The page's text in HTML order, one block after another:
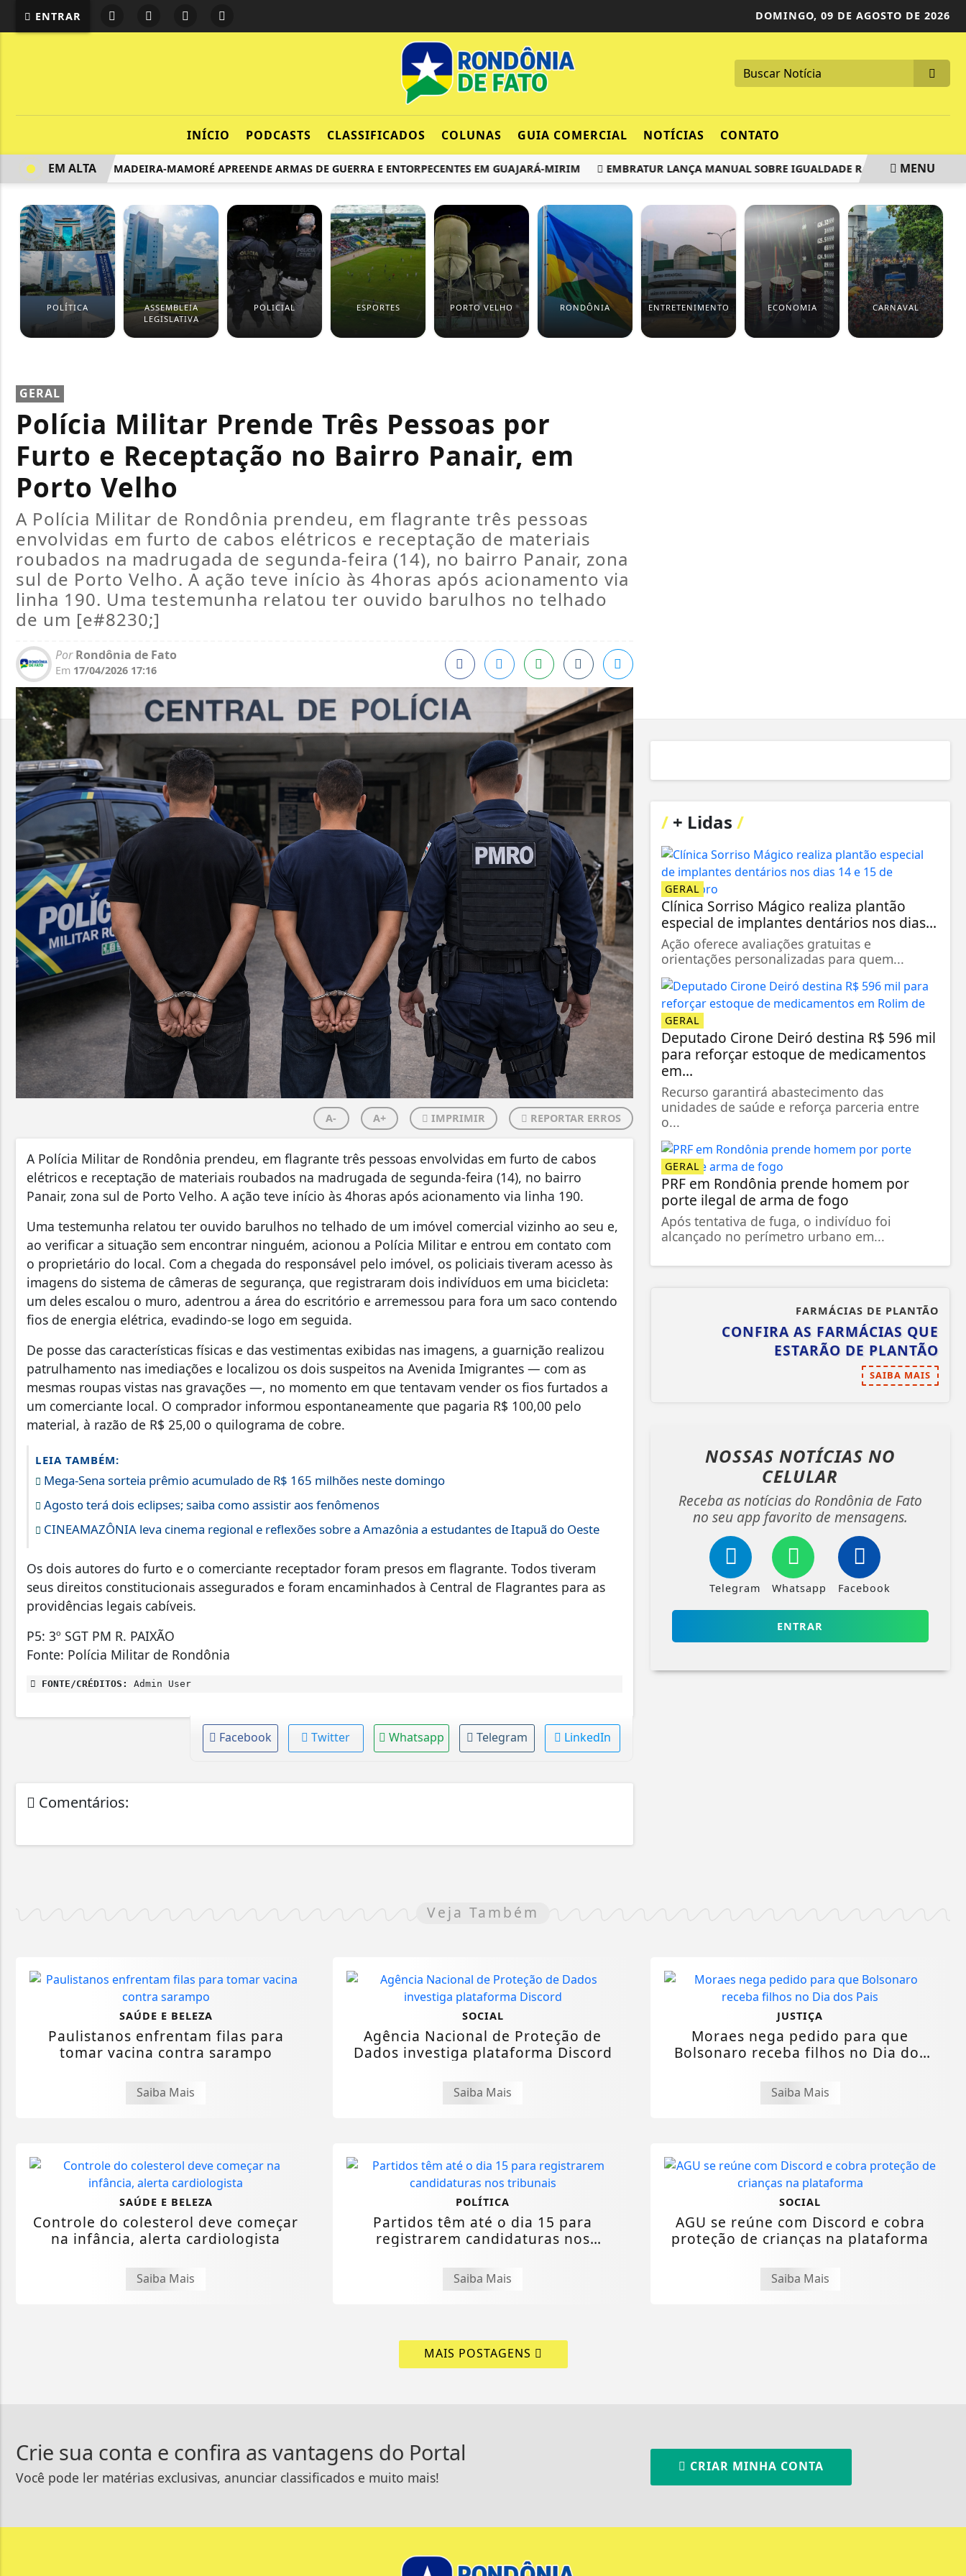
ENTRAR DOMINGO, 09 DE AGOSTO DE 2026
INÍCIO PODCASTS CLASSIFICADOS COLUNAS GUIA COMERCIAL NOTÍCIAS CONTATO
OPERAÇÃO MADEIRA-MAMORÉ APREENDE ARMAS DE GUERRA E ENTORPECENTES EM GUAJARÁ-MIRIM EMBRATUR LANÇA MANUAL SOBRE IGUALDADE RACIAL NO TURISMO
EM ALTA MENU
POLÍTICA
ASSEMBLEIA
LEGISLATIVA
POLICIAL ESPORTES PORTO VELHO RONDÔNIA ENTRETENIMENTO ECONOMIA CARNAVAL
GERAL
Polícia Militar Prende Três Pessoas por
Furto e Receptação no Bairro Panair, em
Porto Velho
A Polícia Militar de Rondônia prendeu, em flagrante três pessoas
envolvidas em furto de cabos elétricos e receptação de materiais
roubados na madrugada de segunda-feira (14), no bairro Panair, zona
sul de Porto Velho. A ação teve início às 4horas após acionamento via
linha 190. Uma testemunha relatou ter ouvido barulhos no telhado
de um [e#8230;]
PorRondônia de Fato
Em 17/04/2026 17:16
A- A+ IMPRIMIR REPORTAR ERROS
A Polícia Militar de Rondônia prendeu, em flagrante três pessoas envolvidas em furto de cabos
elétricos e receptação de materiais roubados na madrugada de segunda-feira (14), no bairro
Panair, zona sul de Porto Velho. A ação teve início às 4horas após acionamento via linha 190.
Uma testemunha relatou ter ouvido barulhos no telhado de um imóvel comercial vizinho ao seu e,
ao verificar a situação sem encontrar ninguém, acionou a Polícia Militar e entrou em contato com
o proprietário do local. Com a chegada do responsável pelo imóvel, os policiais tiveram acesso às
imagens do sistema de câmeras de segurança, que registraram dois indivíduos em uma bicicleta:
um deles escalou o muro, adentrou a área do escritório e arremessou para fora um saco contendo
fios de energia elétrica, evadindo-se logo em seguida.
De posse das características físicas e das vestimentas exibidas nas imagens, a guarnição realizou
patrulhamento nas imediações e localizou os dois suspeitos na Avenida Imigrantes — com as
mesmas roupas vistas nas gravações —, no momento em que tentavam vender os fios furtados a
um comerciante local. O comprador informou espontaneamente que pagaria R$ 100,00 pelo
material, à razão de R$ 25,00 o quilograma de cobre.
LEIA TAMBÉM:
Mega-Sena sorteia prêmio acumulado de R$ 165 milhões neste domingo
Agosto terá dois eclipses; saiba como assistir aos fenômenos
CINEAMAZÔNIA leva cinema regional e reflexões sobre a Amazônia a estudantes de Itapuã do Oeste
Os dois autores do furto e o comerciante receptador foram presos em flagrante. Todos tiveram
seus direitos constitucionais assegurados e foram encaminhados à Central de Flagrantes para as
providências legais cabíveis.
P5: 3º SGT PM R. PAIXÃO
Fonte: Polícia Militar de Rondônia
FONTE/CRÉDITOS: Admin User
Facebook Twitter Whatsapp Telegram LinkedIn
Comentários:
/+ Lidas /
GERAL
Clínica Sorriso Mágico realiza plantão
especial de implantes dentários nos dias...
Ação oferece avaliações gratuitas e
orientações personalizadas para quem...
GERAL
Deputado Cirone Deiró destina R$ 596 mil
para reforçar estoque de medicamentos
em...
Recurso garantirá abastecimento das
unidades de saúde e reforça parceria entre
o...
GERAL
PRF em Rondônia prende homem por
porte ilegal de arma de fogo
Após tentativa de fuga, o indivíduo foi
alcançado no perímetro urbano em...
FARMÁCIAS DE PLANTÃO
CONFIRA AS FARMÁCIAS QUE
ESTARÃO DE PLANTÃO
SAIBA MAIS
NOSSAS NOTÍCIAS NO
CELULAR
Receba as notícias do Rondônia de Fato
no seu app favorito de mensagens.
Telegram Whatsapp Facebook
ENTRAR
Veja Também
SAÚDE E BELEZA
Paulistanos enfrentam filas para
tomar vacina contra sarampo
Saiba Mais
SOCIAL
Agência Nacional de Proteção de
Dados investiga plataforma Discord
Saiba Mais
JUSTIÇA
Moraes nega pedido para que
Bolsonaro receba filhos no Dia dos
Saiba Mais
SAÚDE E BELEZA
Controle do colesterol deve começar
na infância, alerta cardiologista
Saiba Mais
POLÍTICA
Partidos têm até o dia 15 para
registrarem candidaturas nos
Saiba Mais
SOCIAL
AGU se reúne com Discord e cobra
proteção de crianças na plataforma
Saiba Mais
MAIS POSTAGENS
Crie sua conta e confira as vantagens do Portal
Você pode ler matérias exclusivas, anunciar classificados e muito mais!
CRIAR MINHA CONTA